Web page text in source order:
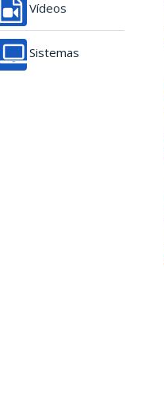
Vídeos
Sistemas